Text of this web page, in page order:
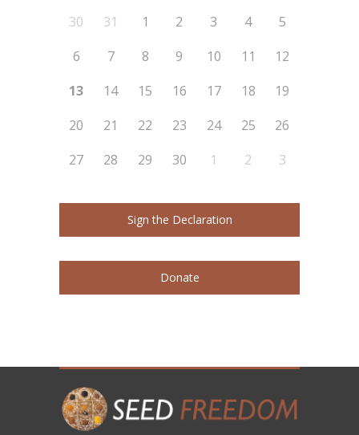
30 31 1 2 3 4
5
6
7 8 9 10 11
12
13
14 15 16 17 18
19
20
21 22 23 24 25
26
27
28 29 30 1 2 3
Sign the Declaration
Donate